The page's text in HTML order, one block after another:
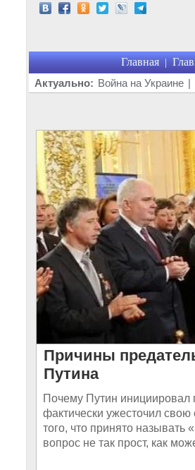
Главная |
Актуально: Война на Украине |
Причины
Путина
Почему Путин инициировал
фактически ужесточил
того, что принято называть
вопрос не так прост, как